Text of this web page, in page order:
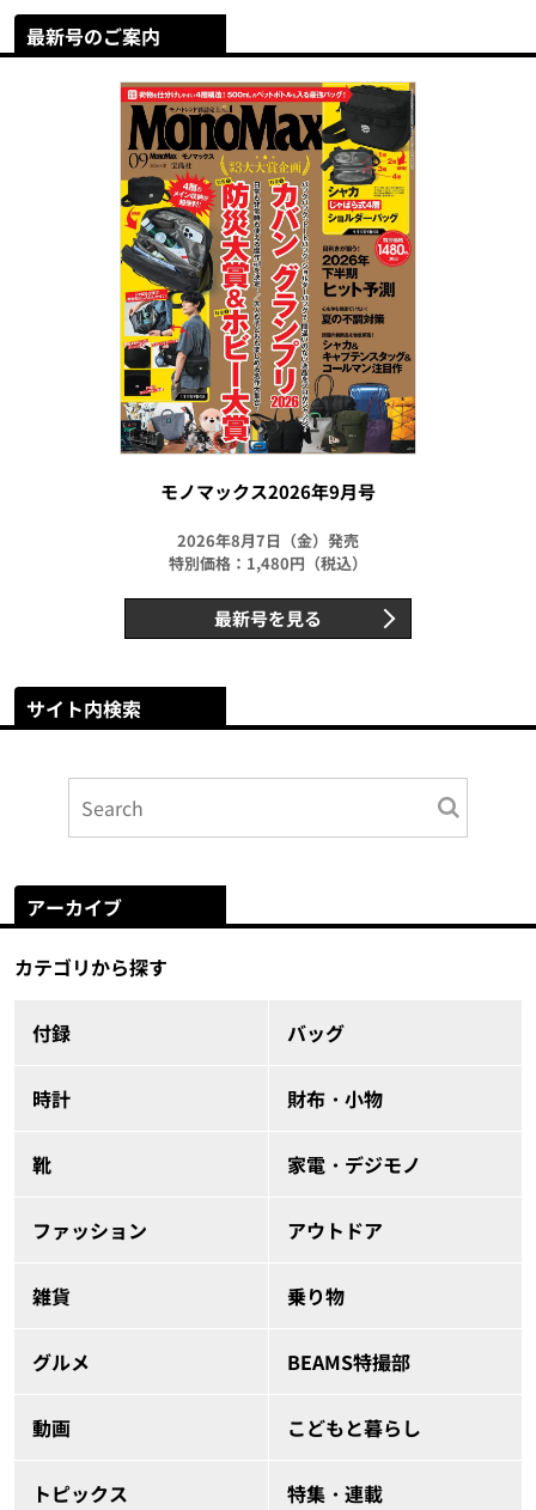
最新号のご案内
モノマックス2026年9月号
2026年8月7日（金）発売
特別価格：1,480円（税込）
最新号を見る
サイト内検索
アーカイブ
カテゴリから探す
付録 バッグ
時計 財布・小物
靴 家電・デジモノ
ファッション アウトドア
雑貨 乗り物
グルメ BEAMS特撮部
動画 こどもと暮らし
トピックス 特集・連載